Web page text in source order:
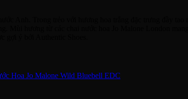
Anh. Trong trẻo với hương hoa trắng đặc trưng đầy tao
Mùi hương từ các chai nước hoa Jo Malone London
gợi ý bởi Authentic Shoes.